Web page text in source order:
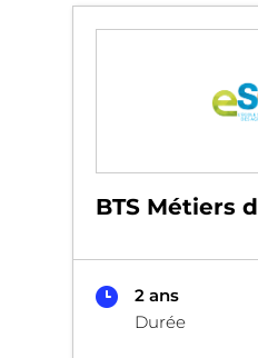
BTS Métiers
2 ans
Durée